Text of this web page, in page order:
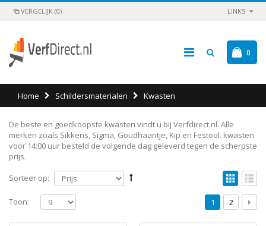
VERGELIJK (0) LINKS
0
Home Schildersmaterialen Kwasten
De beste en goedkoopste kwasten vindt u bij Verfdirect.nl. Alle
merken zoals Sikkens, Sigma, Goudhaantje, Kip en Festool. kwasten
voor 14:00 uur besteld de volgende dag geleverd tegen de scherpste
prijs.
Sorteer op:
1 2
Toon: